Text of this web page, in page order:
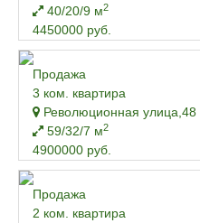
40/20/9 м2
4450000 руб.
Продажа
3 ком. квартира
Революционная улица,48
59/32/7 м2
4900000 руб.
Продажа
2 ком. квартира